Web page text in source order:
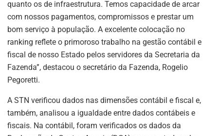
quanto os de infraestrutura. Temos capacidade de arcar
com nossos pagamentos, compromissos e prestar um
bom serviço à população. A excelente colocação no
ranking reflete o primoroso trabalho na gestão contábil e
fiscal de nosso Estado pelos servidores da Secretaria da
Fazenda”, destacou o secretário da Fazenda, Rogelio
Pegoretti.
A STN verificou dados nas dimensões contábil e fiscal e,
também, analisou a igualdade entre dados contábeis e
fiscais. Na contábil, foram verificados os dados da